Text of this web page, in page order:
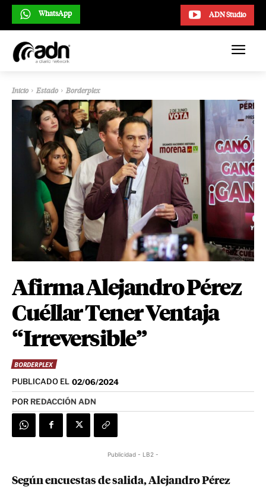
ADN Studio
WhatsApp
Inicio Estado Borderplex
Afirma Alejandro Pérez
Cuéllar Tener Ventaja
“Irreversible”
BORDERPLEX
PUBLICADO EL 02/06/2024
POR REDACCIÓN ADN
Publicidad - LB2 -
Según encuestas de salida, Alejandro Pérez